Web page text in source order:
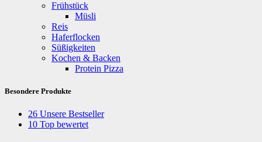
Frühstück
Müsli
Reis
Haferflocken
Süßigkeiten
Kochen & Backen
Protein Pizza
Besondere Produkte
26 Unsere Bestseller
10 Top bewertet